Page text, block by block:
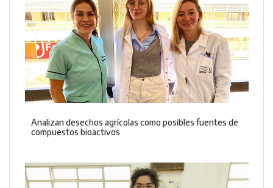
Analizan desechos agrícolas como posibles fuentes de
compuestos bioactivos